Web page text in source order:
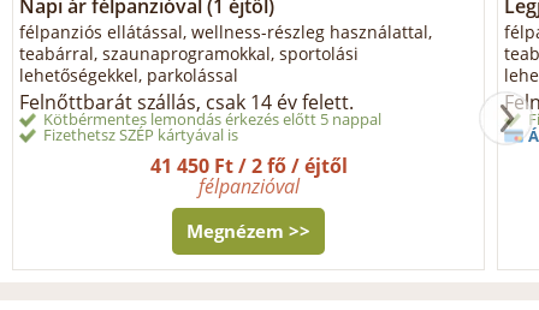
Napi ár félpanzióval (1 éjtől)
félpanziós ellátással, wellness-részleg használattal,
teabárral, szaunaprogramokkal, sportolási
lehetőségekkel, parkolással
Felnőttbarát szállás, csak 14 év felett.
Kötbérmentes lemondás érkezés előtt 5 nappal
Fizethetsz SZÉP kártyával is
41 450 Ft / 2 fő / éjtől
félpanzióval
Megnézem >>